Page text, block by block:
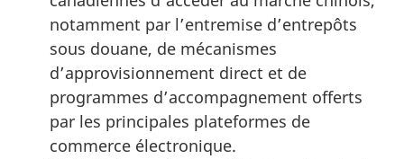
notamment par l’entremise d’entrepôts
sous douane, de mécanismes
d’approvisionnement direct et de
programmes d’accompagnement offerts
par les principales plateformes de
commerce électronique.